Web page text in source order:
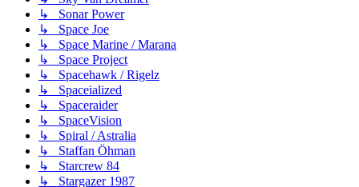
↳ Sonar Power
↳ Space Joe
↳ Space Marine / Marana
↳ Space Project
↳ Spacehawk / Rigelz
↳ Spaceialized
↳ Spaceraider
↳ SpaceVision
↳ Spiral / Astralia
↳ Staffan Öhman
↳ Starcrew 84
↳ Stargazer 1987